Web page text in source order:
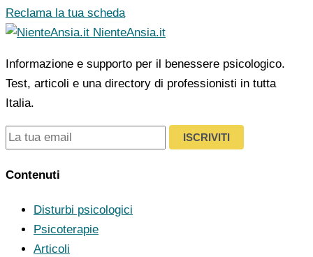
Reclama la tua scheda
NienteAnsia.it
Informazione e supporto per il benessere psicologico.
Test, articoli e una directory di professionisti in tutta
Italia.
ISCRIVITI
Contenuti
Disturbi psicologici
Psicoterapie
Articoli